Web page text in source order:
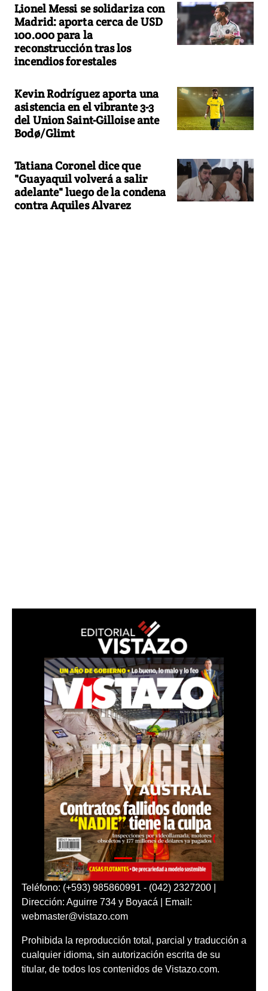
Lionel Messi se solidariza con
Madrid: aporta cerca de USD
100.000 para la
reconstrucción tras los
incendios forestales
Kevin Rodríguez aporta una
asistencia en el vibrante 3-3
del Union Saint-Gilloise ante
Bodø/Glimt
Tatiana Coronel dice que
"Guayaquil volverá a salir
adelante" luego de la condena
contra Aquiles Alvarez
Teléfono: (+593) 985860991 - (042) 2327200 |
Dirección: Aguirre 734 y Boyacá | Email:
webmaster@vistazo.com
Prohibida la reproducción total, parcial y traducción a
cualquier idioma, sin autorización escrita de su
titular, de todos los contenidos de Vistazo.com.